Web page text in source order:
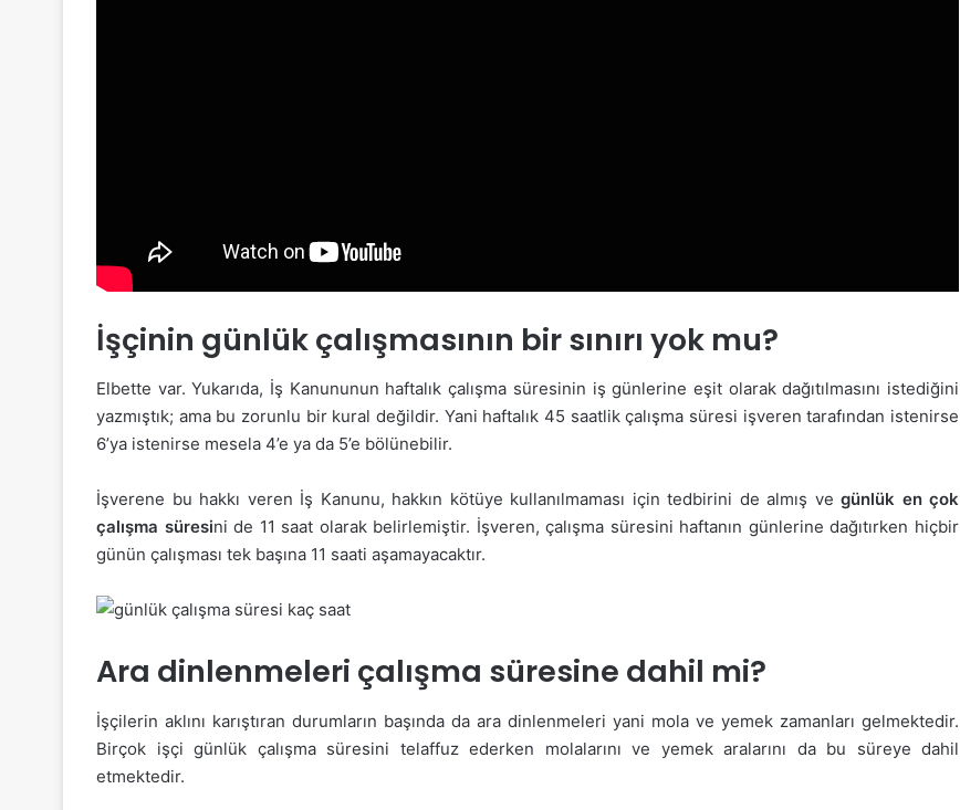
İşçinin günlük çalışmasının bir sınırı yok mu?
Elbette var. Yukarıda, İş Kanununun haftalık çalışma süresinin iş günlerine eşit olarak dağıtılmasını istediğini
yazmıştık; ama bu zorunlu bir kural değildir. Yani haftalık 45 saatlik çalışma süresi işveren tarafından istenirse
6’ya istenirse mesela 4’e ya da 5’e bölünebilir.
İşverene bu hakkı veren İş Kanunu, hakkın kötüye kullanılmaması için tedbirini de almış ve günlük en çok
çalışma süresini de 11 saat olarak belirlemiştir. İşveren, çalışma süresini haftanın günlerine dağıtırken hiçbir
günün çalışması tek başına 11 saati aşamayacaktır.
Ara dinlenmeleri çalışma süresine dahil mi?
İşçilerin aklını karıştıran durumların başında da ara dinlenmeleri yani mola ve yemek zamanları gelmektedir.
Birçok işçi günlük çalışma süresini telaffuz ederken molalarını ve yemek aralarını da bu süreye dahil
etmektedir.